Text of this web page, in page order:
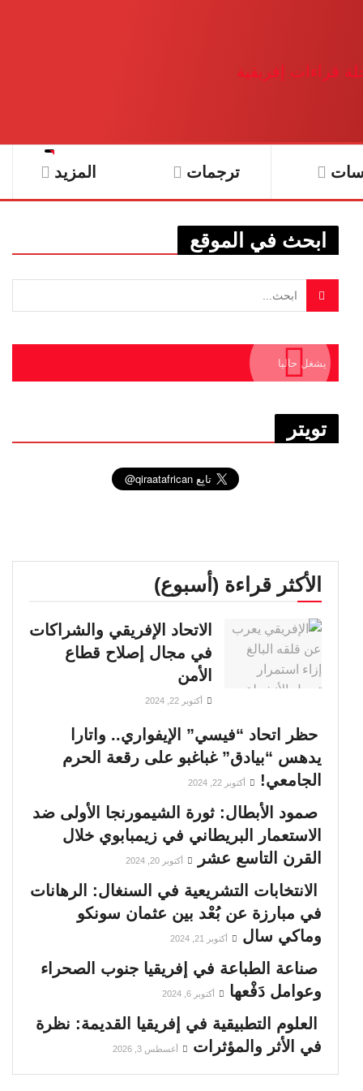
ترجمات المزيد
ابحث في الموقع
يشغل حاليا
تويتر
الأكثر قراءة (أسبوع)
الاتحاد الإفريقي والشراكات
في مجال إصلاح قطاع
الأمن
أكتوبر 22, 2024
حظر اتحاد “فيسي” الإيفواري.. واتارا
يدهس “بيادق” غباغبو على رقعة الحرم
الجامعي!
أكتوبر 22, 2024
صمود الأبطال: ثورة الشيمورنجا الأولى ضد
الاستعمار البريطاني في زيمبابوي خلال
القرن التاسع عشر
أكتوبر 20, 2024
الانتخابات التشريعية في السنغال: الرهانات
في مبارزة عن بُعْد بين عثمان سونكو
وماكي سال
أكتوبر 21, 2024
صناعة الطباعة في إفريقيا جنوب الصحراء
وعوامل دَفْعها
أكتوبر 6, 2024
العلوم التطبيقية في إفريقيا القديمة: نظرة
في الأثر والمؤثرات
أغسطس 3, 2026